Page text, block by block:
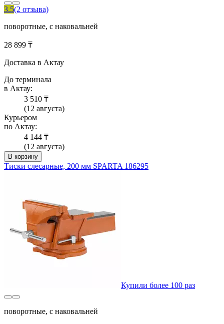
3.5(2 отзыва)
поворотные, с наковальней
28 899 ₸
Доставка в Актау
До терминала
в Актау:
3 510 ₸
(12 августа)
Курьером
по Актау:
4 144 ₸
(12 августа)
В корзину
Тиски слесарные, 200 мм SPARTA 186295
Купили более 100 раз
поворотные, с наковальней